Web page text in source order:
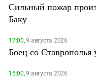
Сильный пожар
Баку
17:00,9 августа 2026
Боец со
15:00,9 августа 2026